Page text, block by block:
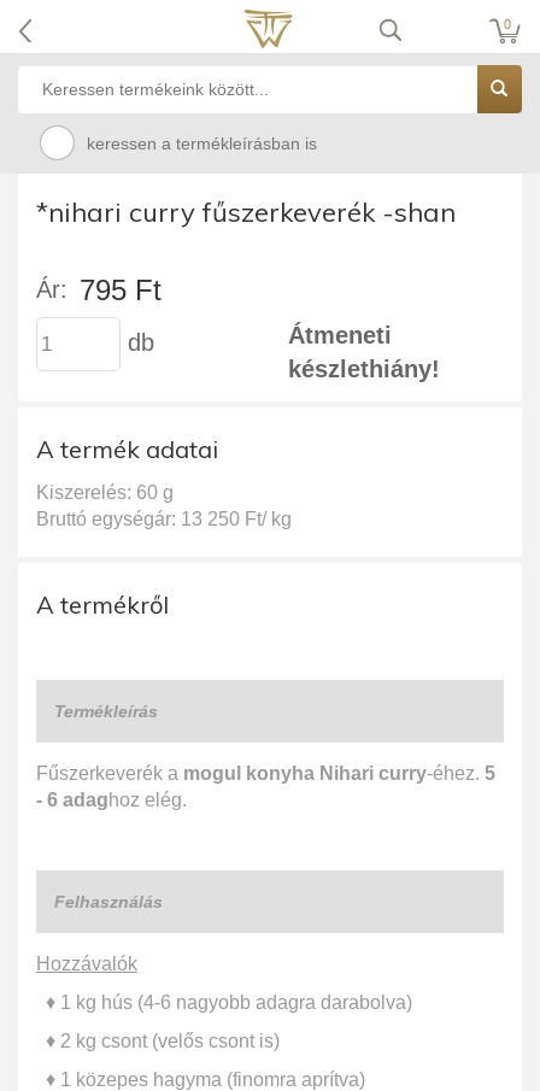
0
keressen a termékleírásban is
*nihari curry fűszerkeverék -shan
Ár: 795 Ft
db
Átmeneti
készlethiány!
A termék adatai
Kiszerelés: 60 g
Bruttó egységár: 13 250 Ft/ kg
A termékről
Termékleírás
Fűszerkeverék a mogul konyha Nihari curry-éhez. 5
- 6 adaghoz elég.
Felhasználás
Hozzávalók
♦ 1 kg hús (4-6 nagyobb adagra darabolva)
♦ 2 kg csont (velős csont is)
♦ 1 közepes hagyma (finomra aprítva)